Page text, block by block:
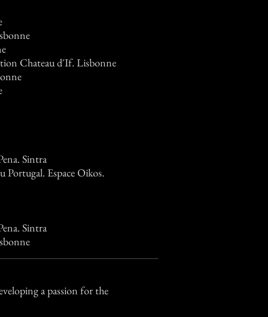
Chateau d´If. Lisbonne
Sintra
Portugal. Espace Oikos.
Sintra
a passion for the